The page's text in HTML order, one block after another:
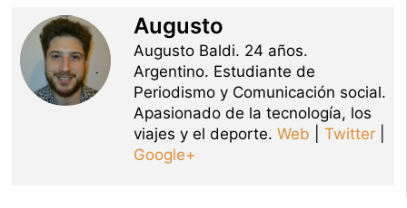
Augusto
Augusto Baldi. 24 años.
Argentino. Estudiante de
Periodismo y Comunicación social.
Apasionado de la tecnología, los
viajes y el deporte. Web Twitter|
Google+